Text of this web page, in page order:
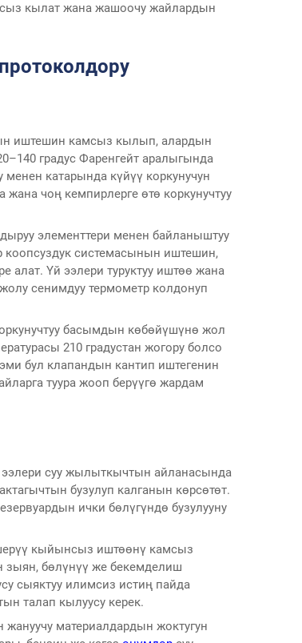
кылат жана жашоочу жайлардын
иштешин камсыз кылып, алардын
градус Фаренгейт аралыгында
катарында күйүү коркунучун
чоң кемпирлерге өтө коркунучтуу
элементтери менен байланыштуу
коопсуздук системасынын иштешин,
Үй ээлери туруктуу иштөө жана
сенимдуу термометр колдонуп
басымдын көбөйүшүнө жол
210 градустан жогору болсо
бул клапандын кантип иштегенин
туура жооп берүүгө жардам
суу жылыткычтын айланасында
бузулуп калганын көрсөтөт.
ички бөлүгүндө бузулууну
кыйынсыз иштөөнү камсыз
бөлүнүү же бекемделиш
сыяктуу илимсиз истиң пайда
талап кылуусу керек.
материалдардын жоктугун